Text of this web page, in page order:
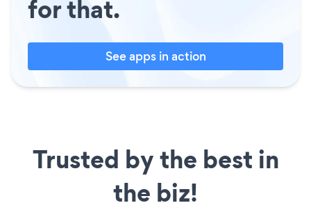
for that.
See apps in action
Trusted by the best in
the biz!